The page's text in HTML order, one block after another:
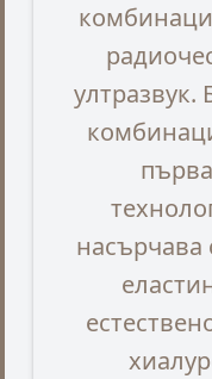
ултразвук.
насърчава